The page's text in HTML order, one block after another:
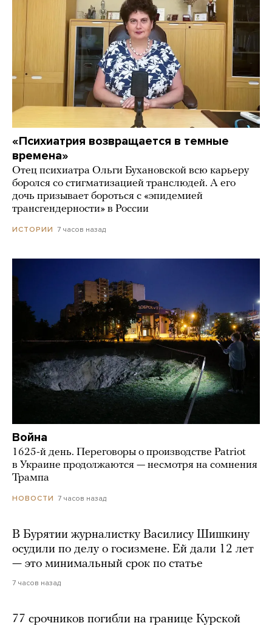
«Психиатрия возвращается в темные
времена»
Отец психиатра Ольги Бухановской всю карьеру
боролся со стигматизацией транслюдей. А его
дочь призывает бороться с «эпидемией
трансгендерности» в России
ИСТОРИИ 7 часов назад
Война
1625-й день. Переговоры о производстве Patriot
в Украине продолжаются — несмотря на сомнения
Трампа
НОВОСТИ 7 часов назад
В Бурятии журналистку Василису Шишкину
осудили по делу о госизмене. Ей дали 12 лет
— это минимальный срок по статье
7 часов назад
77 срочников погибли на границе Курской